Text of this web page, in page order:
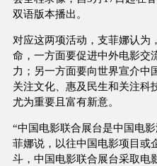
双语版本播出。
对应这两项活动，支菲娜认为
命，一方面要促进中外电影交
力；另一方面要向世界宣介中
关注文化、惠及民生和关注科
尤为重要且富有新意。
“中国电影联合展台是中国电
菲娜说，以往中国电影项目或
斗，中国电影联合展台采取电